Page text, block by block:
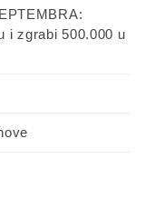
i zgrabi 500.000 u